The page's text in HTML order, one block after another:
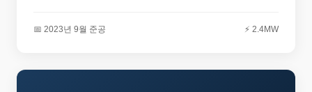
📅 2023년 9월 준공 ⚡ 2.4MW